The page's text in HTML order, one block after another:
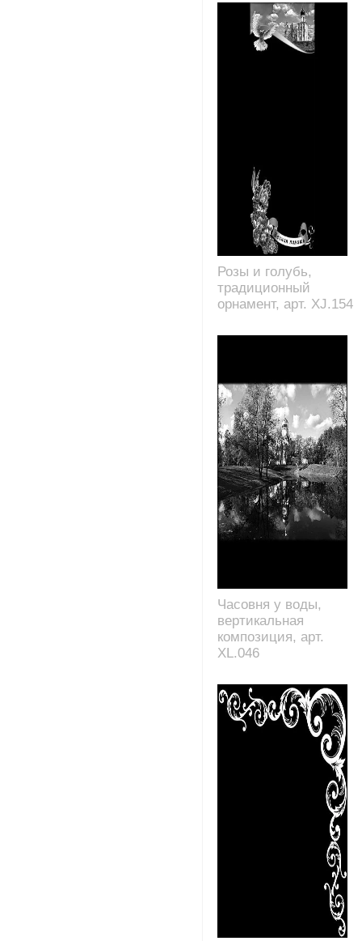
Розы и голубь,
традиционный
орнамент, арт. XJ.154
Часовня у воды,
вертикальная
композиция, арт.
XL.046